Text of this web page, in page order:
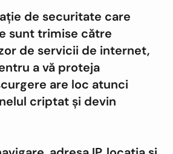
de securitate care
sunt trimise către
de servicii de internet,
a vă proteja
are loc atunci
criptat și devin